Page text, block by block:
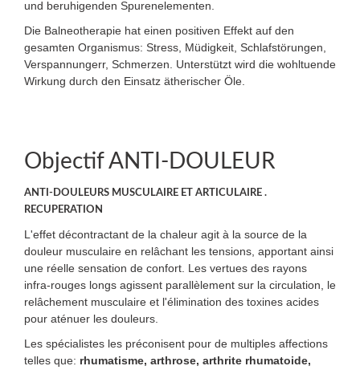
und beruhigenden Spurenelementen.
Die Balneotherapie hat einen positiven Effekt auf den
gesamten Organismus: Stress, Müdigkeit, Schlafstörungen,
Verspannungerr, Schmerzen. Unterstützt wird die wohltuende
Wirkung durch den Einsatz ätherischer Öle.
Objectif ANTI-DOULEUR
ANTI-DOULEURS MUSCULAIRE ET ARTICULAIRE .
RECUPERATION
L'effet décontractant de la chaleur agit à la source de la
douleur musculaire en relâchant les tensions, apportant ainsi
une réelle sensation de confort. Les vertues des rayons
infra-rouges longs agissent parallèlement sur la circulation, le
relâchement musculaire et l'élimination des toxines acides
pour aténuer les douleurs.
Les spécialistes les préconisent pour de multiples affections
telles que: rhumatisme, arthrose, arthrite rhumatoide,